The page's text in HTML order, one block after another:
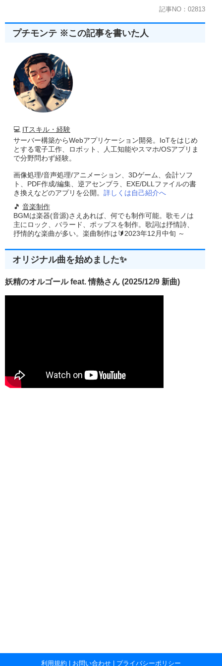
記事NO：02813
プチモンテ ※この記事を書いた人
💻 ITスキル・経験
サーバー構築からWebアプリケーション開発。IoTをはじめ
とする電子工作、ロボット、人工知能やスマホ/OSアプリま
で分野問わず経験。
画像処理/音声処理/アニメーション、3Dゲーム、会計ソフ
ト、PDF作成/編集、逆アセンブラ、EXE/DLLファイルの書
き換えなどのアプリを公開。 詳しくは自己紹介へ
🎵 音楽制作
BGMは楽器(音源)さえあれば、何でも制作可能。歌モノは
主にロック、バラード、ポップスを制作。歌詞は抒情詩、
抒情的な楽曲が多い。楽曲制作は🔰2023年12月中旬 ～
オリジナル曲を始めました✨
妖精のオルゴール feat. 情熱さん (2025/12/9 新曲)
利用規約 お問い合わせ プライバシーポリシー